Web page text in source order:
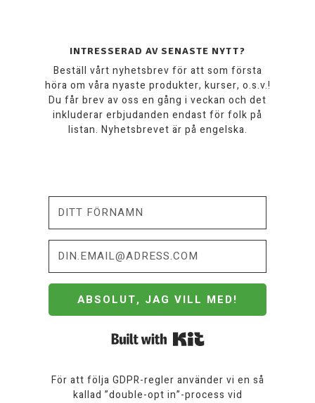
INTRESSERAD AV SENASTE NYTT?
Beställ vårt nyhetsbrev för att som första
höra om våra nyaste produkter, kurser, o.s.v.!
Du får brev av oss en gång i veckan och det
inkluderar erbjudanden endast för folk på
listan. Nyhetsbrevet är på engelska.
ABSOLUT, JAG VILL MED!
För att följa GDPR-regler använder vi en så
kallad ”double-opt in”-process vid